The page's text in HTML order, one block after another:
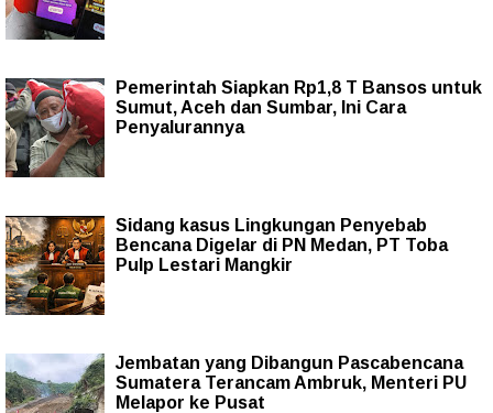
Pemerintah Siapkan Rp1,8 T Bansos untuk
Sumut, Aceh dan Sumbar, Ini Cara
Penyalurannya
Sidang kasus Lingkungan Penyebab
Bencana Digelar di PN Medan, PT Toba
Pulp Lestari Mangkir
Jembatan yang Dibangun Pascabencana
Sumatera Terancam Ambruk, Menteri PU
Melapor ke Pusat